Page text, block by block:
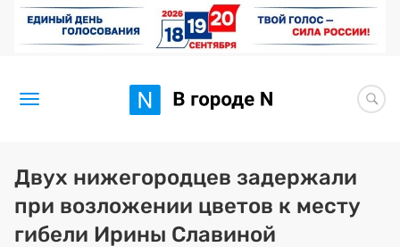
Новости
Статьи
Двух нижегородцев задержали
при возложении цветов к месту
гибели Ирины Славиной